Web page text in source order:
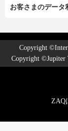
お客さまのデータ
Copyright
Copyright ©Jupiter
ZAQ